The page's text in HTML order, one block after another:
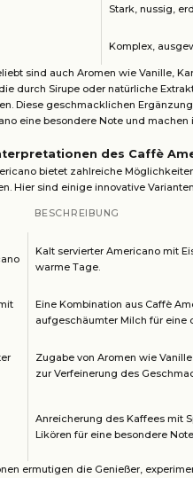
Stark, nussig,
Komplex,
sind auch Aromen wie Vanille,
durch Sirupe oder natürliche
Diese geschmacklichen
eine besondere Note und machen
des Caffè
bietet zahlreiche
Hier sind einige innovative
BESCHREIBUNG
Kalt servierter Americano mit
warme Tage.
Eine Kombination aus Caffè
aufgeschäumter Milch für eine
Zugabe von Aromen wie
zur Verfeinerung des
Anreicherung des Kaffees mit
Likören für eine besondere
ermutigen die Genießer,